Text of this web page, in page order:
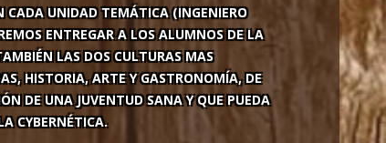
CADA UNIDAD TEMÁTICA (INGENIERO
ENTREGAR A LOS ALUMNOS DE LA
LAS DOS CULTURAS MAS
HISTORIA, ARTE Y GASTRONOMÍA, DE
DE UNA JUVENTUD SANA Y QUE PUEDA
CYBERNÉTICA.